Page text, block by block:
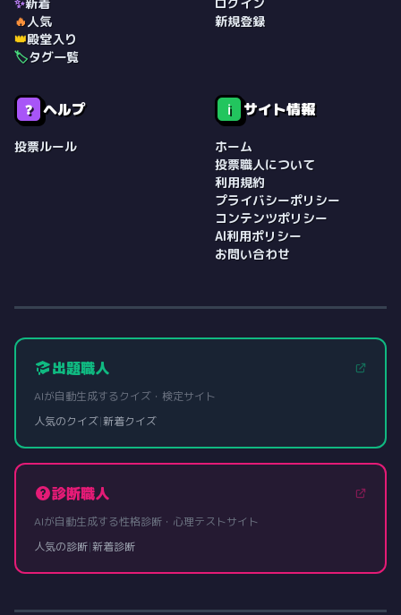
🔥人気
👑殿堂入り
🏷️タグ一覧
新規登録
❓ ヘルプ
投票ルール
ℹ️ サイト情報
ホーム
投票職人について
利用規約
プライバシーポリシー
コンテンツポリシー
AI利用ポリシー
お問い合わせ
出題職人
AIが自動生成するクイズ・検定サイト
人気のクイズ|新着クイズ
診断職人
AIが自動生成する性格診断・心理テストサイト
人気の診断|新着診断